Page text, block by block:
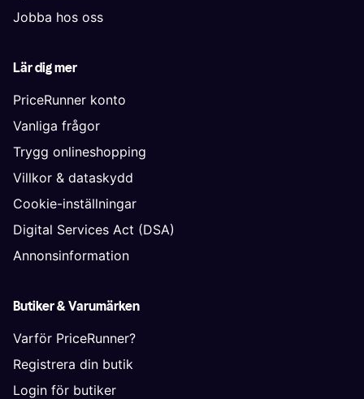
Jobba hos oss
Lär dig mer
PriceRunner konto
Vanliga frågor
Trygg onlineshopping
Villkor & dataskydd
Cookie-inställningar
Digital Services Act (DSA)
Annonsinformation
Butiker & Varumärken
Varför PriceRunner?
Registrera din butik
Login för butiker